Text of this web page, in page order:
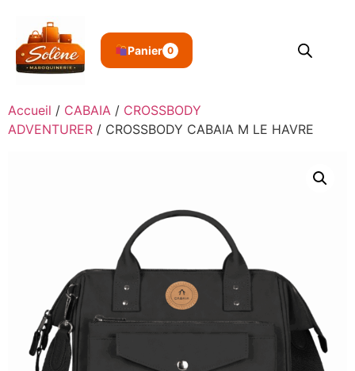
Panier 0
Accueil / CABAIA / CROSSBODY
ADVENTURER / CROSSBODY CABAIA M LE HAVRE